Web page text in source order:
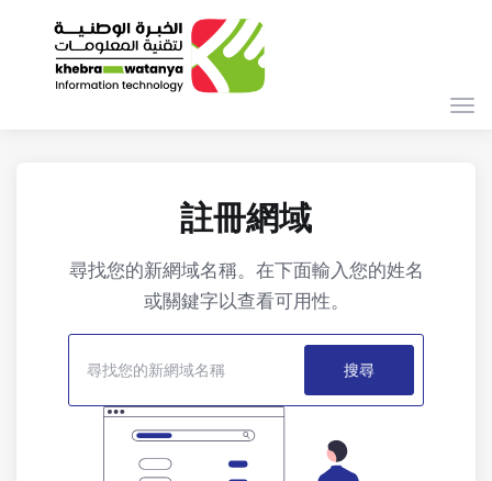
切
註冊網域
尋找您的新網域名稱。在下面輸入您的姓名
或關鍵字以查看可用性。
搜尋